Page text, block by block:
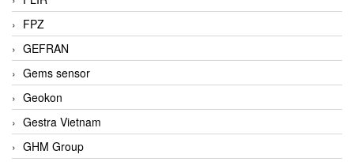
FPZ
GEFRAN
Gems sensor
Geokon
Gestra Vietnam
GHM Group